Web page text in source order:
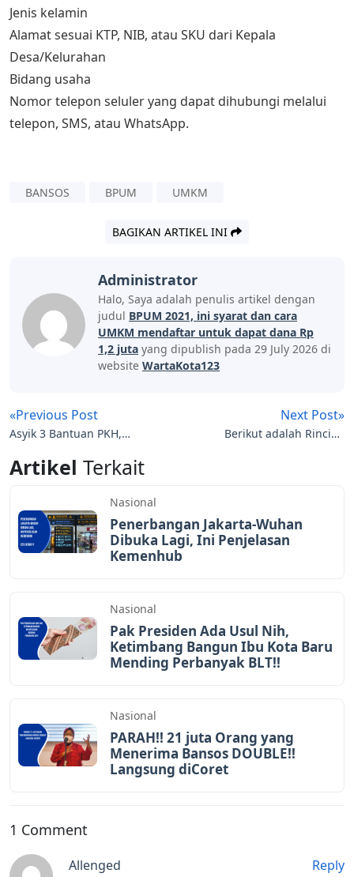
Jenis kelamin
Alamat sesuai KTP, NIB, atau SKU dari Kepala
Desa/Kelurahan
Bidang usaha
Nomor telepon seluler yang dapat dihubungi melalui
telepon, SMS, atau WhatsApp.
BANSOS BPUM UMKM
BAGIKAN ARTIKEL INI
Administrator
Halo, Saya adalah penulis artikel dengan
judul BPUM 2021, ​ini syarat dan cara
UMKM mendaftar untuk dapat dana Rp
1,2 juta yang dipublish pada 29 July 2026 di
website WartaKota123
«Previous Post
Asyik 3 Bantuan PKH,
April 2021, Buruan Cek
Next Post»
Berikut adalah Rincian
Artikel Terkait
Nasional
Penerbangan Jakarta-Wuhan
Dibuka Lagi, Ini Penjelasan
Kemenhub
Nasional
Pak Presiden Ada Usul Nih,
Ketimbang Bangun Ibu Kota Baru
Mending Perbanyak BLT!!
Nasional
PARAH!! 21 juta Orang yang
Menerima Bansos DOUBLE!!
Langsung diCoret
1 Comment
Allenged
Reply